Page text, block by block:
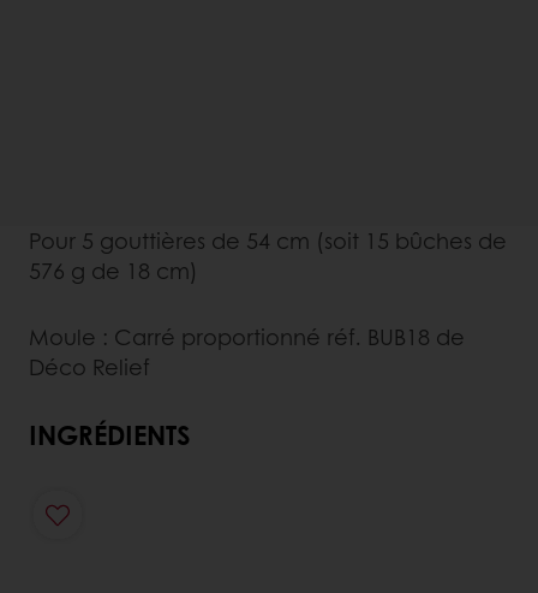
Pour 5 gouttières de 54 cm (soit 15 bûches de
576 g de 18 cm)
Moule : Carré proportionné réf. BUB18 de
Déco Relief
INGRÉDIENTS